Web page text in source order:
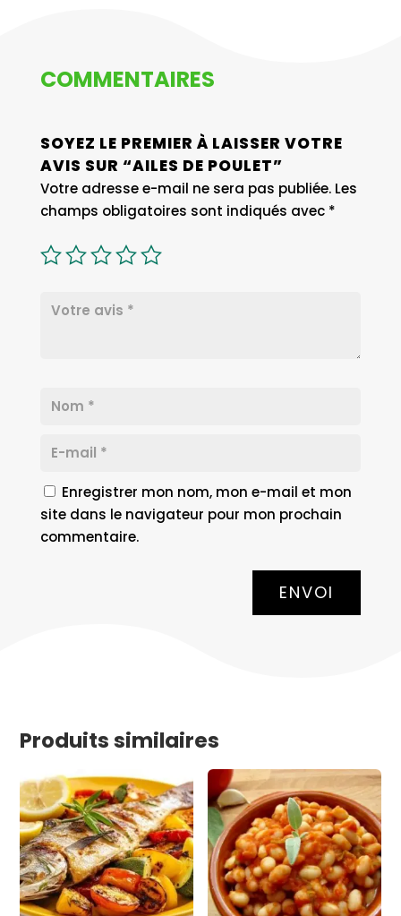
COMMENTAIRES
SOYEZ LE PREMIER À LAISSER VOTRE
AVIS SUR “AILES DE POULET”
Votre adresse e-mail ne sera pas publiée. Les
champs obligatoires sont indiqués avec *
Enregistrer mon nom, mon e-mail et mon
site dans le navigateur pour mon prochain
commentaire.
ENVOI
Produits similaires